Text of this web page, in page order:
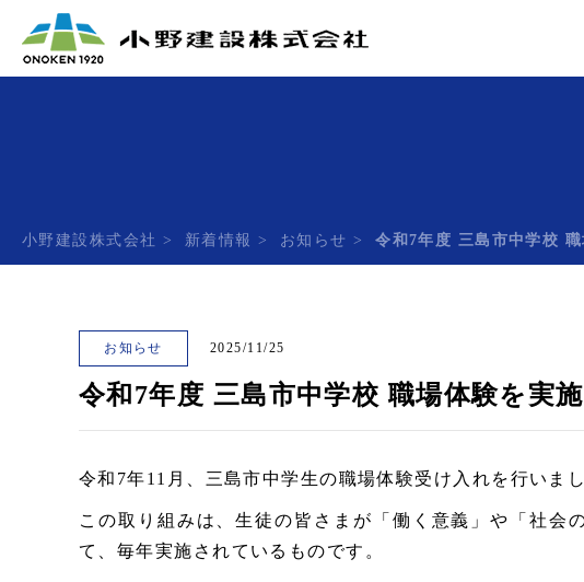
小野建設株式会社 > 新着情報 > お知らせ > 令和7年度 三島市中学校
お知らせ 2025/11/25
令和7年度 三島市中学校 職場体験を実
令和7年11月、三島市中学生の職場体験受け入れを行いまし
この取り組みは、生徒の皆さまが「働く意義」や「社会
て、毎年実施されているものです。